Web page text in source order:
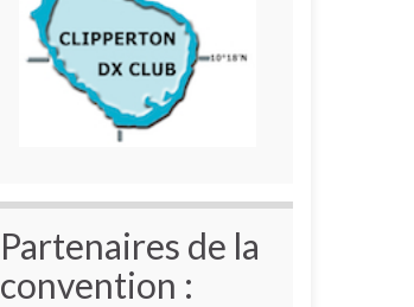
Partenaires de la
convention :